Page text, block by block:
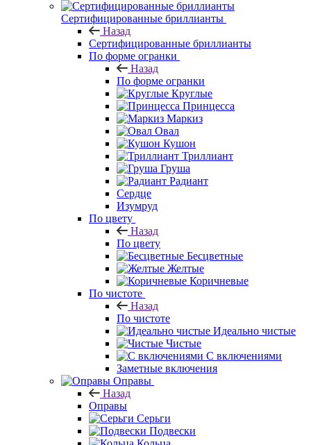
Сертифицированные бриллианты
Назад
Сертифицированные бриллианты
По форме огранки
Назад
По форме огранки
Круглые
Принцесса
Маркиз
Овал
Кушон
Триллиант
Груша
Радиант
Сердце
Изумруд
По цвету
Назад
По цвету
Бесцветные
Желтые
Коричневые
По чистоте
Назад
По чистоте
Идеально чистые
Чистые
С включениями
Заметные включения
Оправы
Назад
Оправы
Серьги
Подвески